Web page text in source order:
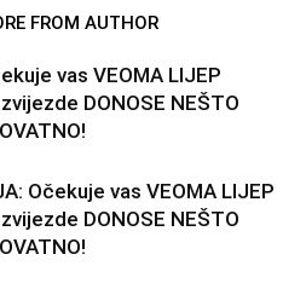
FROM AUTHOR
vas VEOMA LIJEP
zvijezde DONOSE NEŠTO
Očekuje vas VEOMA LIJEP
zvijezde DONOSE NEŠTO